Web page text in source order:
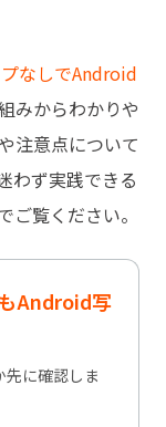
なしでAndroid
みからわかりや
注意点について
わず実践できる
ご覧ください。
Android写
に確認しま